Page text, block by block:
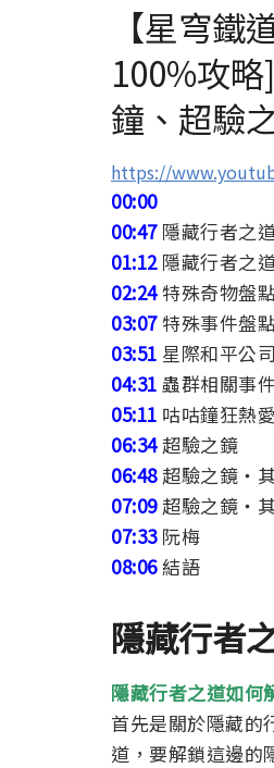
【星穹
100%攻
鐘、超驗
https://
00:00
00:47隱藏行者之
01:12隱藏行者之
02:24特殊奇物盤
03:07特殊事件盤
03:51 星際和平公
04:31 蟲群相關事件
05:11 咕咕鐘狂熱
06:34超驗之鏡
06:48 超驗之鏡・
07:09超驗之鏡・
07:33阮梅
08:06結語
隱藏行者
隱藏行者之道如何
首先是關於隱藏的
道，要解鎖這邊的